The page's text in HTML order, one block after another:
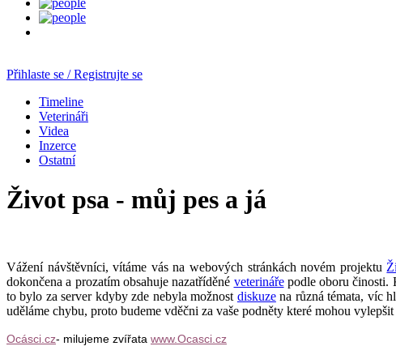
Přihlaste se / Registrujte se
Timeline
Veterináři
Videa
Inzerce
Ostatní
Život psa - můj pes a já
Vážení návštěvníci, vítáme vás na webových stránkách novém projektu
dokončena a prozatím obsahuje nazatříděné veterinářepodle oboru činosti.
to bylo za server kdyby zde nebyla možnost diskuzena různá témata, víc
uděláme chybu, proto budeme vděčni za vaše podněty které mohou
Ocásci.cz- milujeme zvířata www.Ocasci.cz